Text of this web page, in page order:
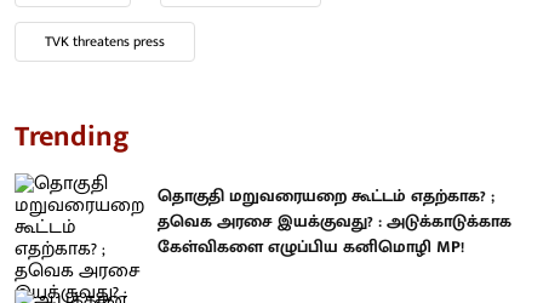
TVK threatens press
Trending
தொகுதி மறுவரையறை கூட்டம் எதற்காக? ;
தவெக அரசை இயக்குவது? : அடுக்காடுக்காக
கேள்விகளை எழுப்பிய கனிமொழி MP!